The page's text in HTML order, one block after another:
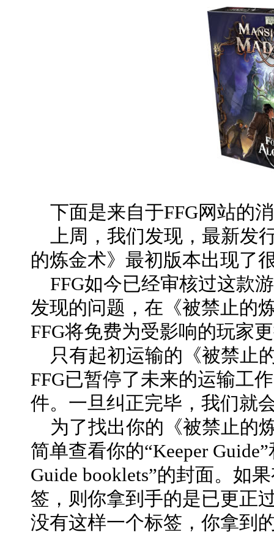
下面是来自于FFG网站的
上周，我们发现，最新发
的炼金术》最初版本出现了
FFG如今已经审核过这款
发现的问题，在《被禁止的
FFG将免费为受影响的玩家
只有起初运输的《被禁止
FFG已暂停了未来的运输工
件。一旦纠正完毕，我们就
为了找出你的《被禁止的
简单查看你的“Keeper
Guide booklets”的封面。如
签，则你拿到手的是已更正
没有这样一个标签，你拿到